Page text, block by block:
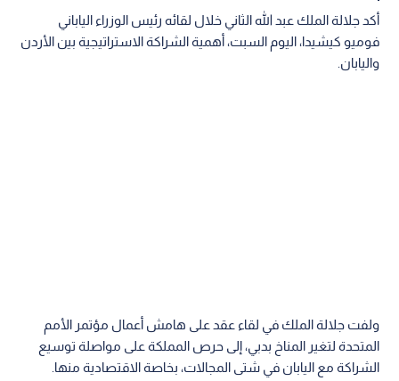
أكد جلالة الملك عبد الله الثاني خلال لقائه رئيس الوزراء الياباني
فوميو كيشيدا، اليوم السبت، أهمية الشراكة الاستراتيجية بين الأردن
واليابان.
ولفت جلالة الملك في لقاء عقد على هامش أعمال مؤتمر الأمم
المتحدة لتغير المناخ بدبي، إلى حرص المملكة على مواصلة توسيع
الشراكة مع اليابان في شتى المجالات، بخاصة الاقتصادية منها.